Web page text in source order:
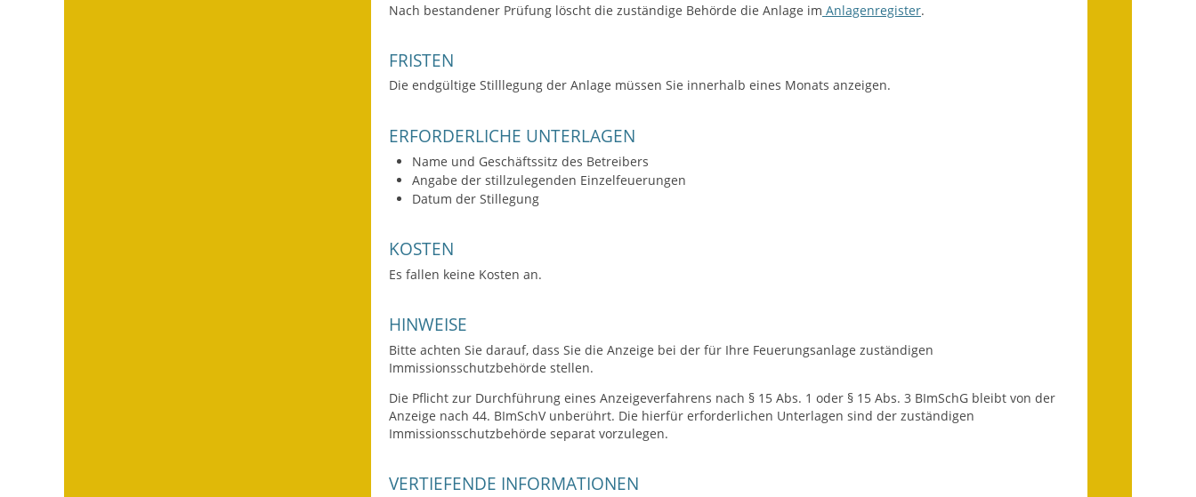
Gemeindeverwaltung
Heiraten in Notzingen
Notruftafel
Nach bestandener Prüfung löscht die zuständige Behörde die Anlage im Anlagenregister.
FRISTEN
Die endgültige Stilllegung der Anlage müssen Sie innerhalb eines Monats anzeigen.
ERFORDERLICHE UNTERLAGEN
Name und Geschäftssitz des Betreibers
Angabe der stillzulegenden Einzelfeuerungen
Datum der Stillegung
KOSTEN
Es fallen keine Kosten an.
HINWEISE
Bitte achten Sie darauf, dass Sie die Anzeige bei der für Ihre Feuerungsanlage zuständigen
Immissionsschutzbehörde stellen.
Die Pflicht zur Durchführung eines Anzeigeverfahrens nach § 15 Abs. 1 oder § 15 Abs. 3 BImSchG bleibt von der
Anzeige nach 44. BImSchV unberührt. Die hierfür erforderlichen Unterlagen sind der zuständigen
Immissionsschutzbehörde separat vorzulegen.
VERTIEFENDE INFORMATIONEN